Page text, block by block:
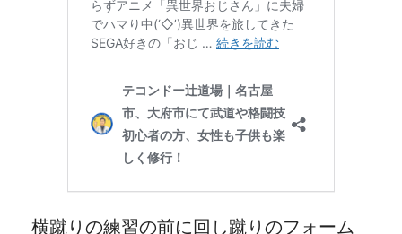
横蹴りの練習の前に回し蹴りのフォーム